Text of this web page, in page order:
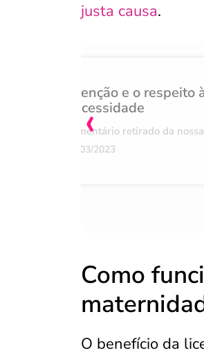
justa causa.
Atenção e o respeito
necessidade
Comentário retirado da
07/03/2023
‹
Como
O benefício da